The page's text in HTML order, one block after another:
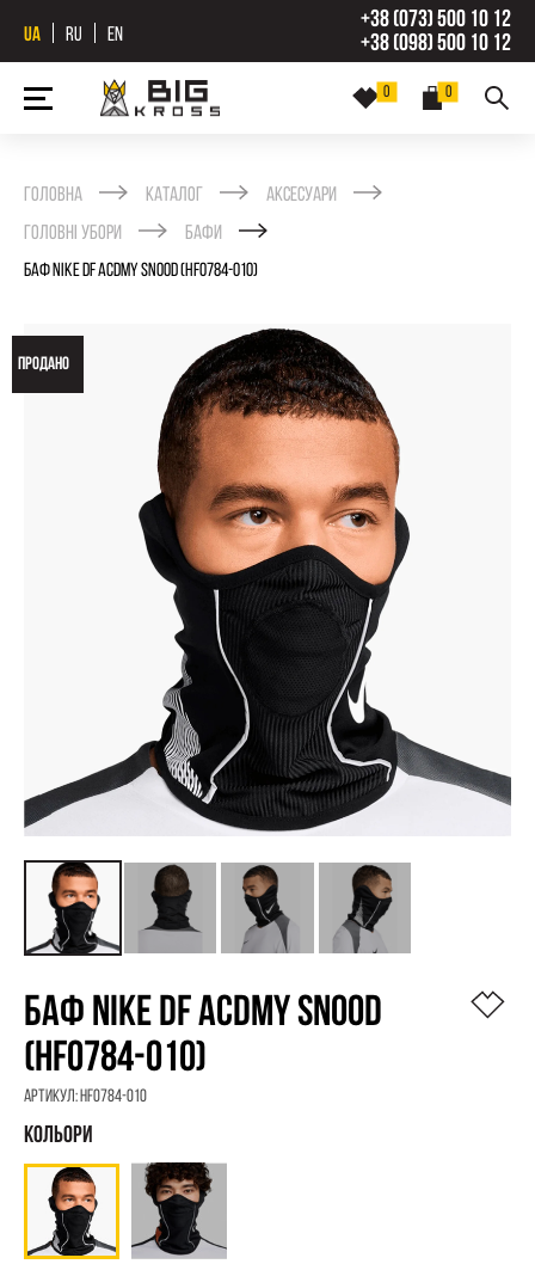
UA RU EN
+38 (073) 500 10 12
+38 (098) 500 10 12
0
0
Головна Каталог
Аксесуари
Головні убори
Бафи
БАФ NIKE DF ACDMY SNOOD (HF0784-010)
ПРОДАНО
БАФ NIKE DF ACDMY SNOOD
(HF0784-010)
Артикул:HF0784-010